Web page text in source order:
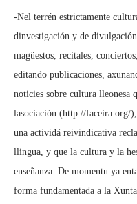
-Nel terrén estrictamente
dinvestigación y de
magüestos, recitales,
editando publicaciones,
noticies sobre cultura lleonesa
lasociación (http://faceira.org/
una actividá reivindicativa
llingua, y que la cultura y la
enseñanza. De momentu ya
forma fundamentada a la